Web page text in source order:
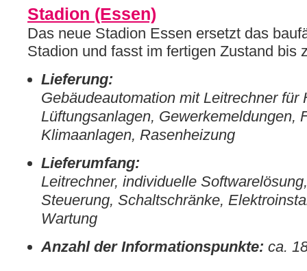
Stadion (Essen)
Das neue Stadion Essen ersetzt das
Stadion und fasst im fertigen Zustand bis
Lieferung:
Gebäudeautomation mit Leitrechner für
Lüftungsanlagen, Gewerkemeldungen,
Klimaanlagen, Rasenheizung
Lieferumfang:
Leitrechner, individuelle
Steuerung, Schaltschränke,
Wartung
Anzahl der Informationspunkte: ca.